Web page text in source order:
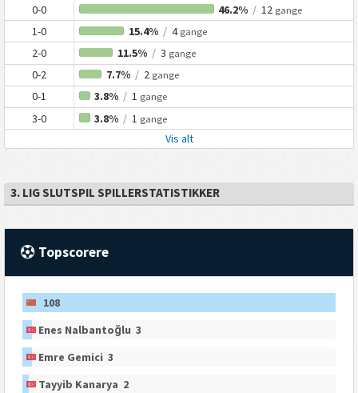
0-0 46.2% / 12 gange
1-0 15.4% /4 gange
2-0 11.5% /3 gange
0-2 7.7% /2 gange
0-1 3.8% / 1 gange
3-0 3.8% / 1 gange
Vis alt
3. LIG SLUTSPIL SPILLERSTATISTIKKER
Topscorere
108
Enes Nalbantoğlu 3
Emre Gemici 3
Tayyib Kanarya 2